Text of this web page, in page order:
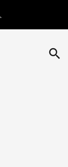
search